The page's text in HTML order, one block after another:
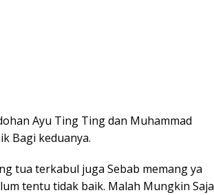
Ayu Ting Ting dan Muhammad
Bagi keduanya.
tua terkabul juga Sebab memang ya
tentu tidak baik. Malah Mungkin Saja